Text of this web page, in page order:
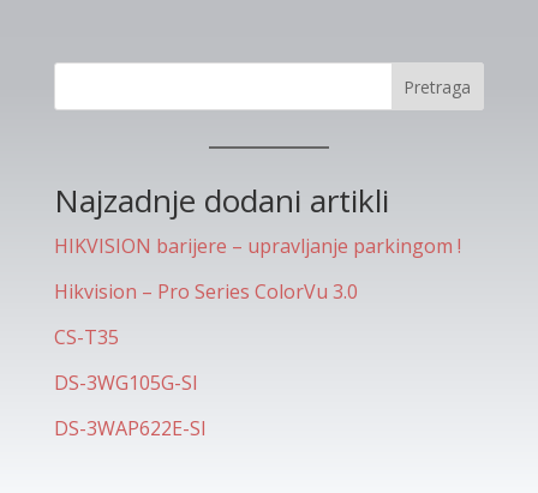
Pretraga
Najzadnje dodani artikli
HIKVISION barijere – upravljanje parkingom !
Hikvision – Pro Series ColorVu 3.0
CS-T35
DS-3WG105G-SI
DS-3WAP622E-SI